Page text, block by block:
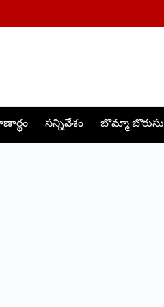
సన్నివేశం బొమ్మా బొరుసు